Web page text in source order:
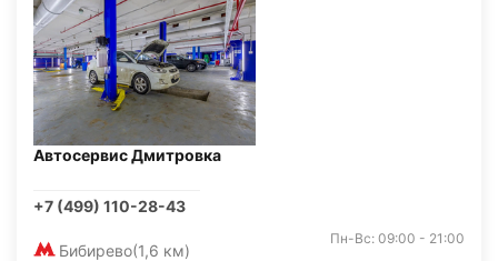
Автосервис Дмитровка
+7 (499) 110-28-43
Бибирево(1,6 км)
Пн-Вс: 09:00 - 21:00